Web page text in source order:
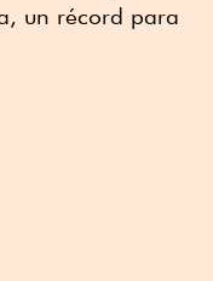
un récord para